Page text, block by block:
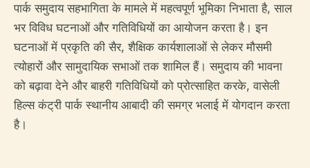
पार्क समुदाय सहभागिता के मामले में महत्वपूर्ण भूमिका निभाता है, साल
भर विविध घटनाओं और गतिविधियों का आयोजन करता है। इन
घटनाओं में प्रकृति की सैर, शैक्षिक कार्यशालाओं से लेकर मौसमी
त्योहारों और सामुदायिक सभाओं तक शामिल हैं। समुदाय की भावना
को बढ़ावा देने और बाहरी गतिविधियों को प्रोत्साहित करके, वासेली
हिल्स कंट्री पार्क स्थानीय आबादी की समग्र भलाई में योगदान करता
है।